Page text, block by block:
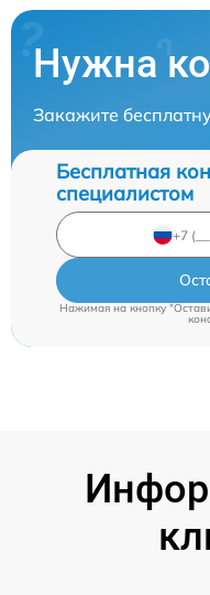
Нужна
Закажите
Бесплатная
специалистом
Нажимая на кнопку